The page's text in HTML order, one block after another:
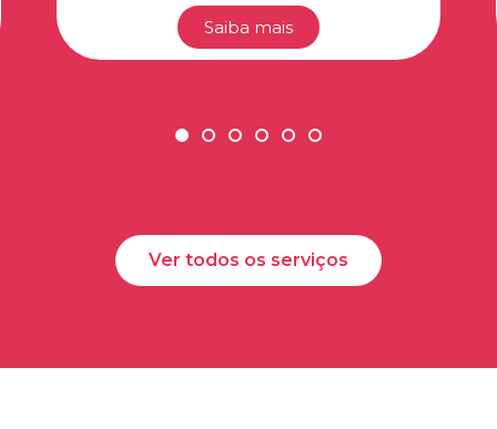
Saiba mais
Ver todos os serviços